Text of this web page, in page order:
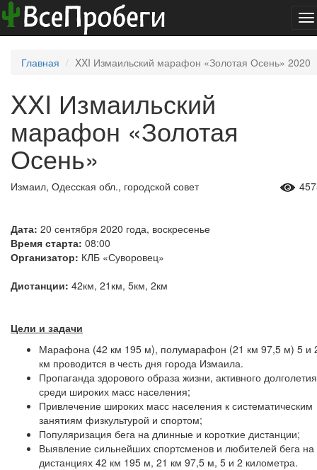
Главная XXI Измаильский марафон «Золотая Осень» 2020
XXI Измаильский
марафон «Золотая
Осень»
Измаил, Одесская обл., городской совет
Дата: 20 сентября 2020 года, воскресенье
Время старта: 08:00
Организатор: КЛБ «Суворовец»
Дистанции: 42км, 21км, 5км, 2км
Цели и задачи
Марафона (42 км 195 м), полумарафон (21 км 97,5 м) 5 и
км проводится в честь дня города Измаила.
Пропаганда здорового образа жизни, активного долголетия
среди широких масс населения;
Привлечение широких масс населения к систематическим
занятиям физкультурой и спортом;
Популяризация бега на длинные и короткие дистанции;
Выявление сильнейших спортсменов и любителей бега на
дистанциях 42 км 195 м, 21 км 97,5 м, 5 и 2 километра.